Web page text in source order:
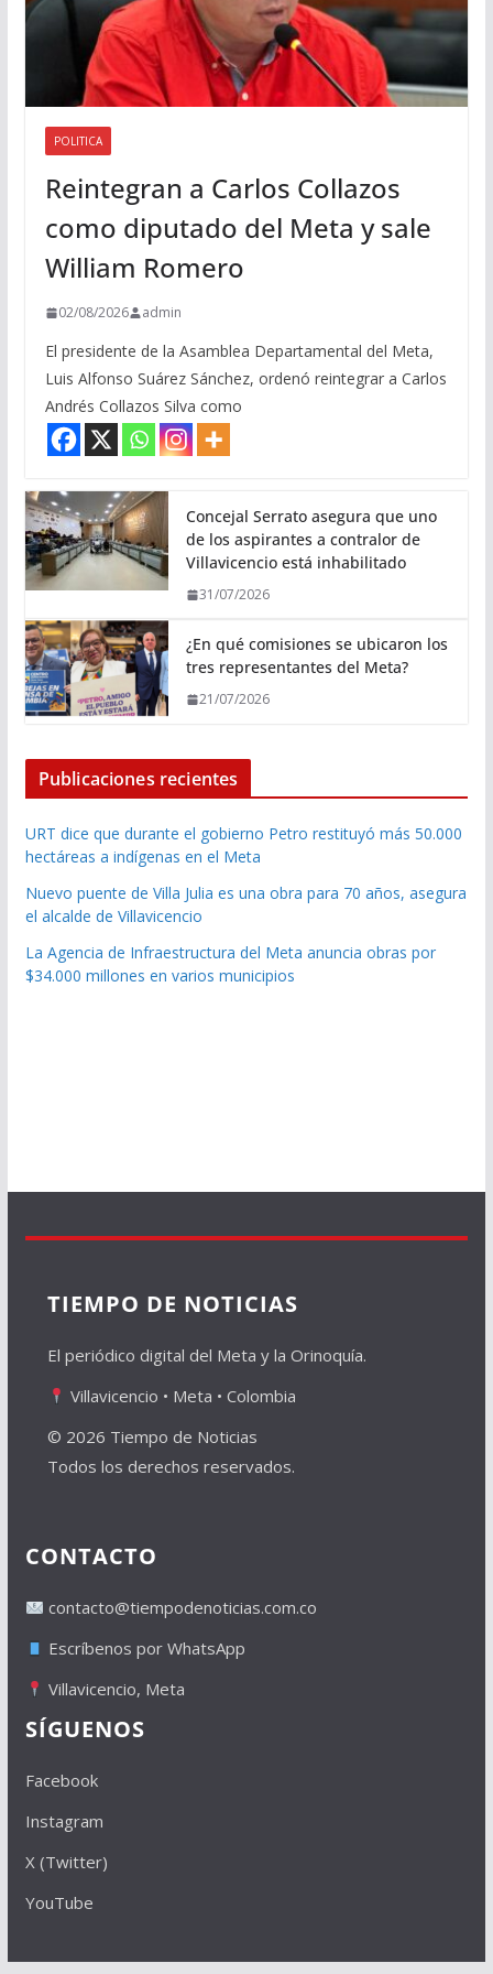
POLITICA
Reintegran a Carlos Collazos
como diputado del Meta y sale
William Romero
02/08/2026 admin
El presidente de la Asamblea Departamental del Meta,
Luis Alfonso Suárez Sánchez, ordenó reintegrar a Carlos
Andrés Collazos Silva como
Concejal Serrato asegura que uno
de los aspirantes a contralor de
Villavicencio está inhabilitado
31/07/2026
¿En qué comisiones se ubicaron los
tres representantes del Meta?
21/07/2026
Publicaciones recientes
URT dice que durante el gobierno Petro restituyó más 50.000
hectáreas a indígenas en el Meta
Nuevo puente de Villa Julia es una obra para 70 años, asegura
el alcalde de Villavicencio
La Agencia de Infraestructura del Meta anuncia obras por
$34.000 millones en varios municipios
TIEMPO DE NOTICIAS
El periódico digital del Meta y la Orinoquía.
Villavicencio • Meta • Colombia
© 2026 Tiempo de Noticias
Todos los derechos reservados.
CONTACTO
contacto@tiempodenoticias.com.co
Escríbenos por WhatsApp
Villavicencio, Meta
SÍGUENOS
Facebook
Instagram
X (Twitter)
YouTube